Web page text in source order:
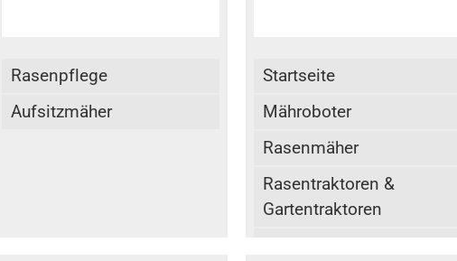
Rasenpflege
Aufsitzmäher
Startseite
Mähroboter
Rasenmäher
Rasentraktoren &
Gartentraktoren